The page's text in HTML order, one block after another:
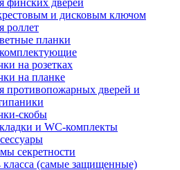
финских дверей
и дисковым ключом
роллет
планки
на розетках
на планке
противопожарных дверей и
скобы
и WC-комплекты
секретности
класса (самые защищенные)